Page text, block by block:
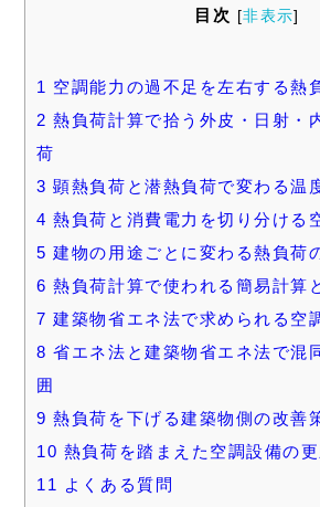
目次 [非表示]
1 空調能力の過不足を左右する熱
2 熱負荷計算で拾う外皮・日射・
荷
3 顕熱負荷と潜熱負荷で変わる温
4 熱負荷と消費電力を切り分ける
5 建物の用途ごとに変わる熱負荷
6 熱負荷計算で使われる簡易計算
7 建築物省エネ法で求められる空
8 省エネ法と建築物省エネ法で混
囲
9 熱負荷を下げる建築物側の改善
10 熱負荷を踏まえた空調設備の
11 よくある質問